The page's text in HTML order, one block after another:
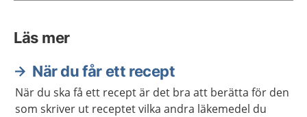
Läs mer
När du får ett recept
När du ska få ett recept är det bra att berätta för den
som skriver ut receptet vilka andra läkemedel du